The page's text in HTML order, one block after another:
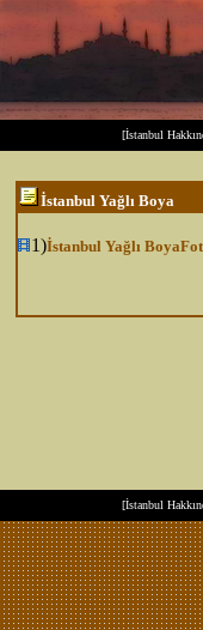
[İstanbul
İstanbul Yağlı Boya
1)İstanbul Yağlı
[İstanbul